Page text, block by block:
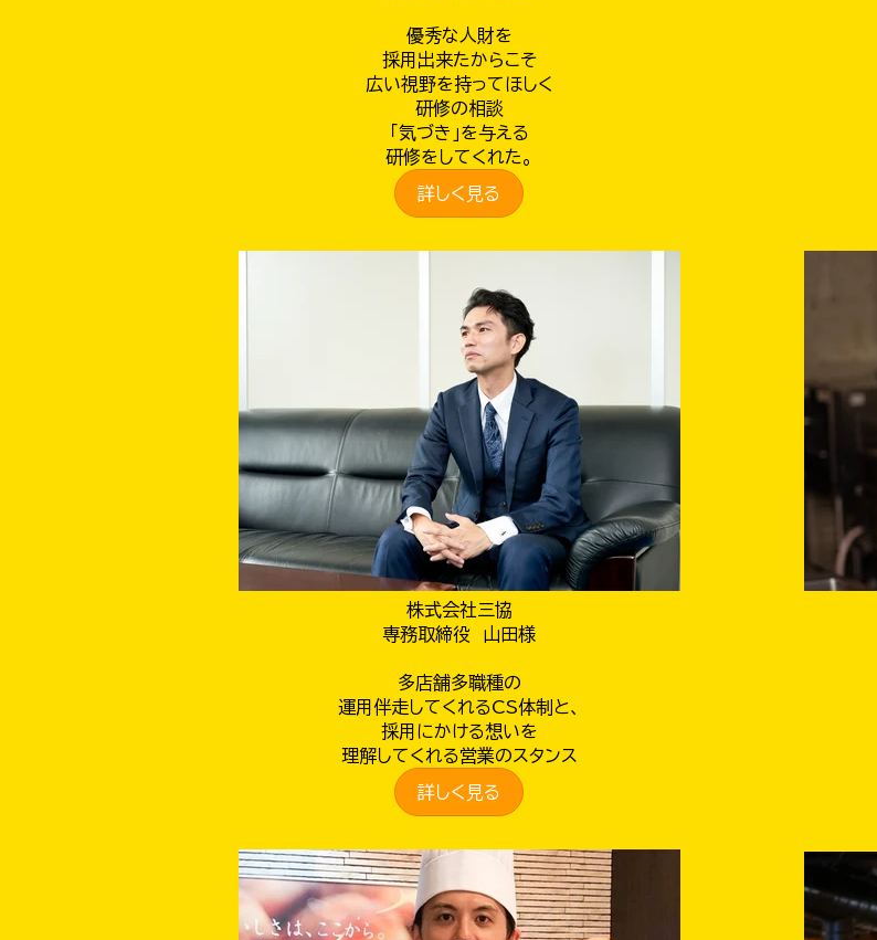
優秀な人財を
採用出来たからこそ
広い視野を持ってほしく
研修の相談
「気づき」を与える
研修をしてくれた。
詳しく見る
株式会社三協
専務取締役 山田様
多店舗多職種の
運用伴走してくれるCS体制と、
採用にかける想いを
理解してくれる営業のスタンス
詳しく見る